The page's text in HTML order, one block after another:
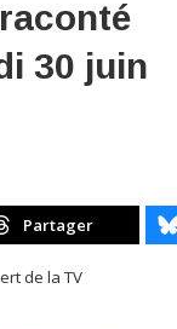
30 juin
Partager
de la TV